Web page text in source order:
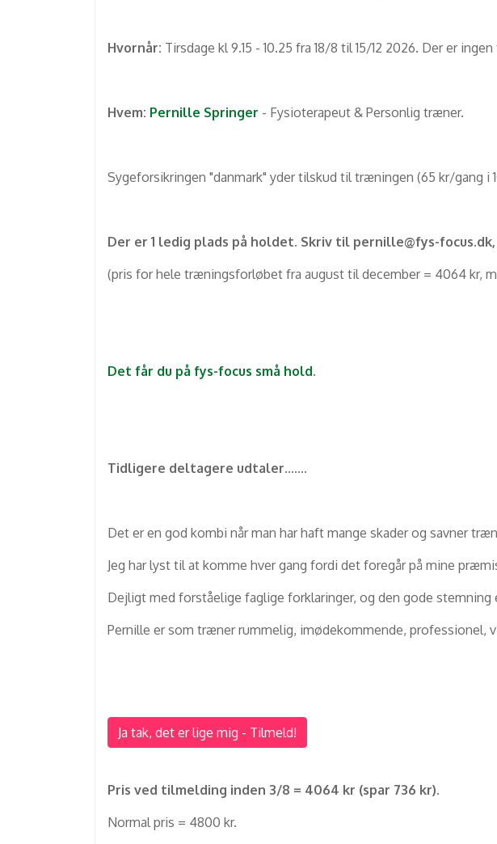
Hvornår: Tirsdage kl 9.15 - 10.25 fra 18/8 til 15/12 2026. Der er
Hvem: Pernille Springer - Fysioterapeut & Personlig træner.
Sygeforsikringen "danmark" yder tilskud til træningen (65 kr/gang i
Der er 1 ledig plads på holdet. Skriv til pernille@fys-
(pris for hele træningsforløbet fra august til december = 4064 kr,
Det får du på fys-focus små hold.
Tidligere deltagere udtaler.......
Det er en god kombi når man har haft mange skader og savner
Jeg har lyst til at komme hver gang fordi det foregår på mine
Dejligt med forståelige faglige forklaringer, og den gode stemning
Pernille er som træner rummelig, imødekommende, professionel,
Ja tak, det er lige mig - Tilmeld!
Pris ved tilmelding inden 3/8 = 4064 kr (spar 736 kr).
Normal pris = 4800 kr.